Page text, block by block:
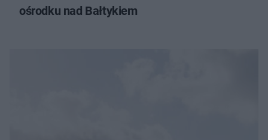
ośrodku nad Bałtykiem